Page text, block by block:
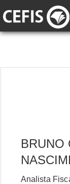
BRUNO
Analista